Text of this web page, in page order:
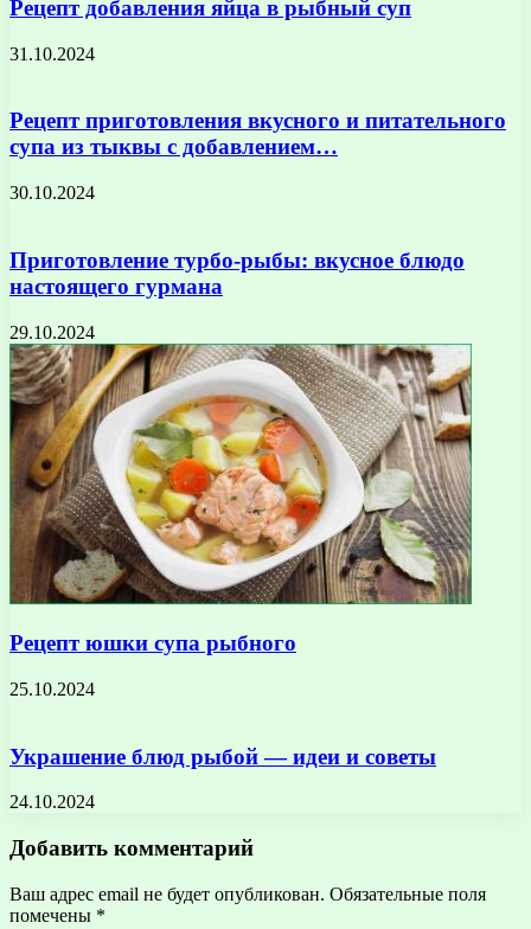
Рецепт добавления яйца в рыбный суп
31.10.2024
Рецепт приготовления вкусного и питательного
супа из тыквы с добавлением…
30.10.2024
Приготовление турбо-рыбы: вкусное блюдо
настоящего гурмана
29.10.2024
Рецепт юшки супа рыбного
25.10.2024
Украшение блюд рыбой — идеи и советы
24.10.2024
Добавить комментарий
Ваш адрес email не будет опубликован. Обязательные поля
помечены *